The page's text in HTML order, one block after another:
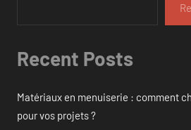
Recent Posts
Matériaux en menuiserie : comment
pour vos projets ?